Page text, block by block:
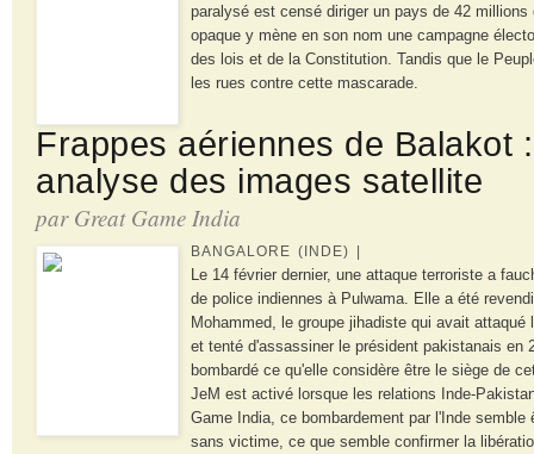
paralysé est censé diriger un pays de 42 millions
opaque y mène en son nom une campagne
des lois et de la Constitution. Tandis que le
les rues contre cette mascarade.
Frappes aériennes de Balakot
analyse des images satellite
par Great Game India
BANGALORE (INDE) |
Le 14 février dernier, une attaque terroriste a
de police indiennes à Pulwama. Elle a été
Mohammed, le groupe jihadiste qui avait attaqué
et tenté d'assassiner le président pakistanais en
bombardé ce qu'elle considère être le siège de
JeM est activé lorsque les relations Inde-
Game India, ce bombardement par l'Inde semble
sans victime, ce que semble confirmer la